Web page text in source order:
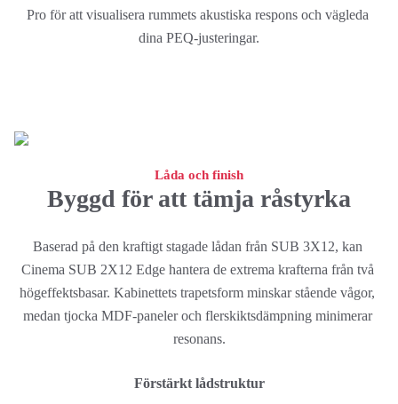
Pro för att visualisera rummets akustiska respons och vägleda
dina PEQ-justeringar.
Låda och finish
Byggd för att tämja råstyrka
Baserad på den kraftigt stagade lådan från SUB 3X12, kan
Cinema SUB 2X12 Edge hantera de extrema krafterna från två
högeffektsbasar. Kabinettets trapetsform minskar stående vågor,
medan tjocka MDF-paneler och flerskiktsdämpning minimerar
resonans.
Förstärkt lådstruktur